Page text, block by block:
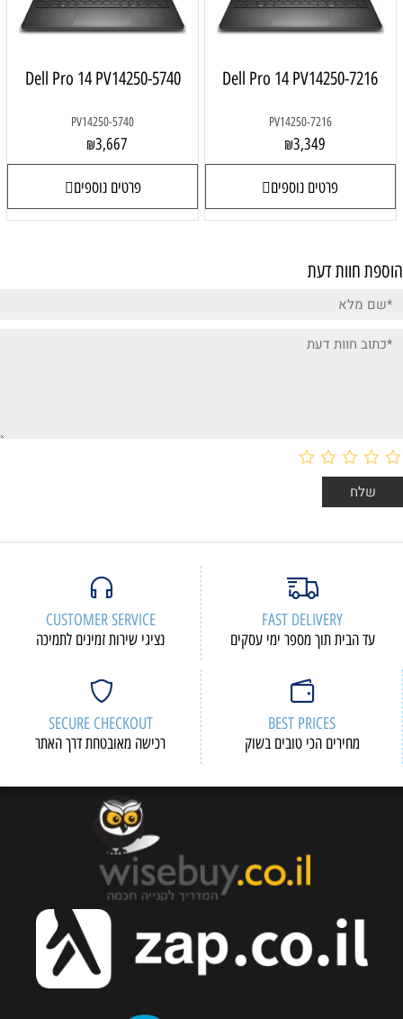
Dell Pro 14 PV14250-7216
PV14250-7216
₪3,349
פרטים נוספים
Dell Pro 14 PV14250-5740
PV14250-5740
₪3,667
פרטים נוספים
הוספת חוות דעת
FAST DELIVERY
עד הבית תוך מספר ימי עסקים
CUSTOMER SERVICE
נציגי שירות זמינים לתמיכה
BEST PRICES
מחירים הכי טובים בשוק
SECURE CHECKOUT
רכישה מאובטחת דרך האתר